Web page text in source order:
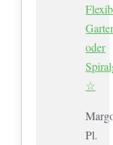
oder
☆
Pl.